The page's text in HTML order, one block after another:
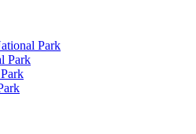
Park
Park